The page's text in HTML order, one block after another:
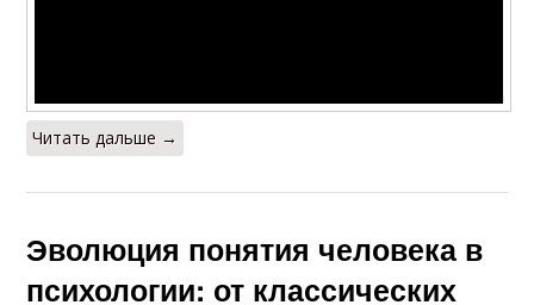
Читать дальше →
Эволюция понятия человека в
психологии: от классических